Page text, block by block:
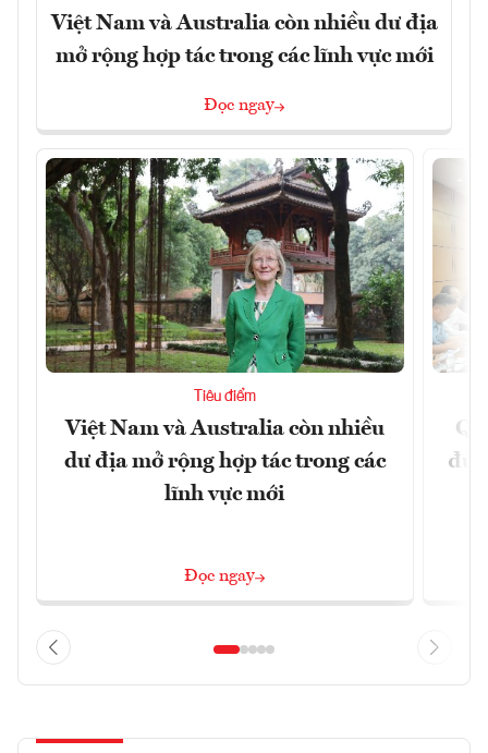
Việt Nam và Australia còn nhiều dư địa
mở rộng hợp tác trong các lĩnh vực mới
Đọc ngay
Tiêu điểm
Việt Nam và Australia còn nhiều
dư địa mở rộng hợp tác trong các
lĩnh vực mới
Đọc ngay
đủ